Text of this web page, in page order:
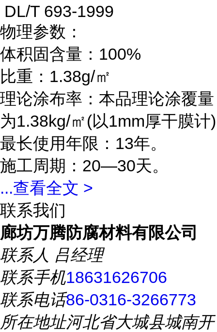
DL/T 693-1999
物理参数：
体积固含量：100%
比重：1.38g/㎡
理论涂布率：本品理论涂覆量
为1.38kg/㎡(以1mm厚干膜计)
最长使用年限：13年。
施工周期：20—30天。
...查看全文 >
联系我们
廊坊万腾防腐材料有限公司
联系人 吕经理
联系手机18631626706
联系电话86-0316-3266773
所在地址河北省大城县城南开